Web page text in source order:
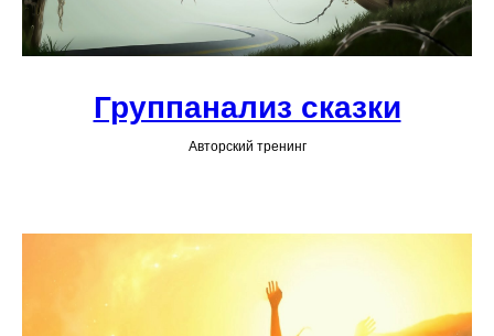
Группанализ сказки
Авторский тренинг